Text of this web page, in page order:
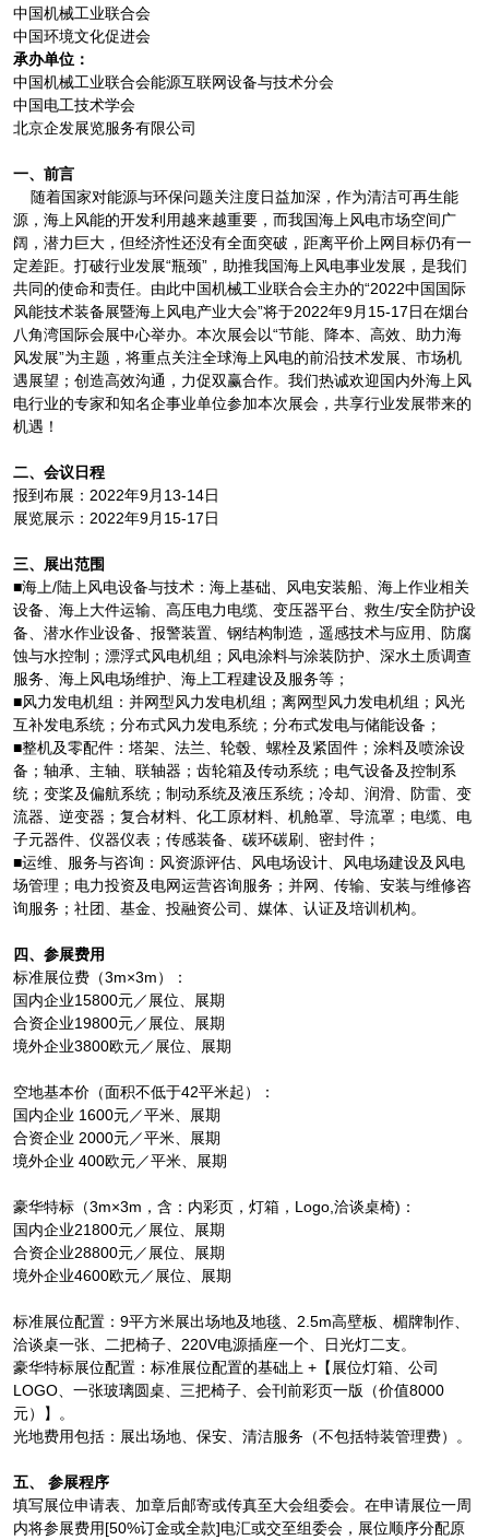
中国机械工业联合会
中国环境文化促进会
承办单位：
中国机械工业联合会能源互联网设备与技术分会
中国电工技术学会
北京企发展览服务有限公司
一、前言
随着国家对能源与环保问题关注度日益加深，作为清洁可再生能
源，海上风能的开发利用越来越重要，而我国海上风电市场空间广
阔，潜力巨大，但经济性还没有全面突破，距离平价上网目标仍有一
定差距。打破行业发展“瓶颈”，助推我国海上风电事业发展，是我们
共同的使命和责任。由此中国机械工业联合会主办的“2022中国国际
风能技术装备展暨海上风电产业大会”将于2022年9月15-17日在烟台
八角湾国际会展中心举办。本次展会以“节能、降本、高效、助力海
风发展”为主题，将重点关注全球海上风电的前沿技术发展、市场机
遇展望；创造高效沟通，力促双赢合作。我们热诚欢迎国内外海上风
电行业的专家和知名企事业单位参加本次展会，共享行业发展带来的
机遇！
二、会议日程
报到布展：2022年9月13-14日
展览展示：2022年9月15-17日
三、展出范围
■海上/陆上风电设备与技术：海上基础、风电安装船、海上作业相关
设备、海上大件运输、高压电力电缆、变压器平台、救生/安全防护设
备、潜水作业设备、报警装置、钢结构制造，遥感技术与应用、防腐
蚀与水控制；漂浮式风电机组；风电涂料与涂装防护、深水土质调查
服务、海上风电场维护、海上工程建设及服务等；
■风力发电机组：并网型风力发电机组；离网型风力发电机组；风光
互补发电系统；分布式风力发电系统；分布式发电与储能设备；
■整机及零配件：塔架、法兰、轮毂、螺栓及紧固件；涂料及喷涂设
备；轴承、主轴、联轴器；齿轮箱及传动系统；电气设备及控制系
统；变桨及偏航系统；制动系统及液压系统；冷却、润滑、防雷、变
流器、逆变器；复合材料、化工原材料、机舱罩、导流罩；电缆、电
子元器件、仪器仪表；传感装备、碳环碳刷、密封件；
■运维、服务与咨询：风资源评估、风电场设计、风电场建设及风电
场管理；电力投资及电网运营咨询服务；并网、传输、安装与维修咨
询服务；社团、基金、投融资公司、媒体、认证及培训机构。
四、参展费用
标准展位费（3m×3m）：
国内企业15800元／展位、展期
合资企业19800元／展位、展期
境外企业3800欧元／展位、展期
空地基本价（面积不低于42平米起）：
国内企业 1600元／平米、展期
合资企业 2000元／平米、展期
境外企业 400欧元／平米、展期
豪华特标（3m×3m，含：内彩页，灯箱，Logo,洽谈桌椅)：
国内企业21800元／展位、展期
合资企业28800元／展位、展期
境外企业4600欧元／展位、展期
标准展位配置：9平方米展出场地及地毯、2.5m高壁板、楣牌制作、
洽谈桌一张、二把椅子、220V电源插座一个、日光灯二支。
豪华特标展位配置：标准展位配置的基础上 +【展位灯箱、公司
LOGO、一张玻璃圆桌、三把椅子、会刊前彩页一版（价值8000
元）】。
光地费用包括：展出场地、保安、清洁服务（不包括特装管理费）。
五、 参展程序
填写展位申请表、加章后邮寄或传真至大会组委会。在申请展位一周
内将参展费用[50%订金或全款]电汇或交至组委会，展位顺序分配原